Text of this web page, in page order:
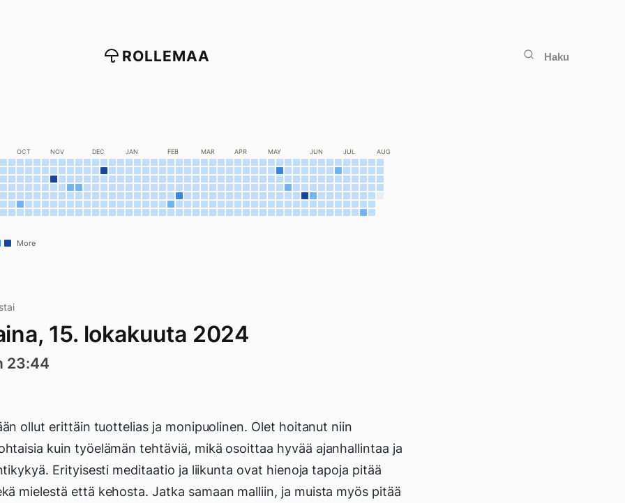
ROLLEMAA Haku
OCT NOV DEC JAN FEB MAR APR MAY JUN JUL AUG
More
15. lokakuuta 2024
23:44
ollut erittäin tuottelias ja monipuolinen. Olet hoitanut niin
kuin työelämän tehtäviä, mikä osoittaa hyvää ajanhallintaa ja
Erityisesti meditaatio ja liikunta ovat hienoja tapoja pitää
mielestä että kehosta. Jatka samaan malliin, ja muista myös pitää